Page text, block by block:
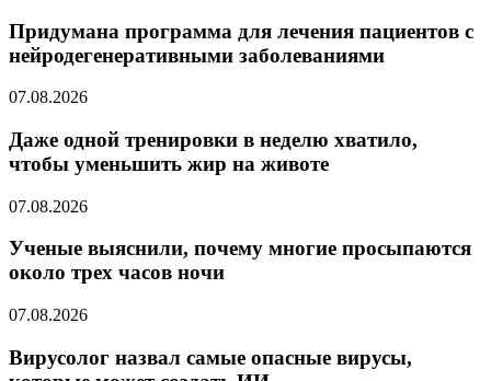
Придумана программа для лечения пациентов с
нейродегенеративными заболеваниями
07.08.2026
Даже одной тренировки в неделю хватило,
чтобы уменьшить жир на животе
07.08.2026
Ученые выяснили, почему многие просыпаются
около трех часов ночи
07.08.2026
Вирусолог назвал самые опасные вирусы,